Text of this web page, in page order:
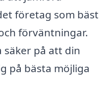
företag som bäst
förväntningar.
säker på att din
på bästa möjliga